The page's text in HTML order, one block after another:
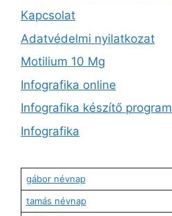
Kapcsolat
Adatvédelmi nyilatkozat
Motilium 10 Mg
Infografika online
Infografika készítő program
Infografika
gábor névnap
tamás névnap